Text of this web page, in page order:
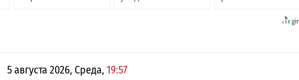
5 августа 2026, Среда, 19:57